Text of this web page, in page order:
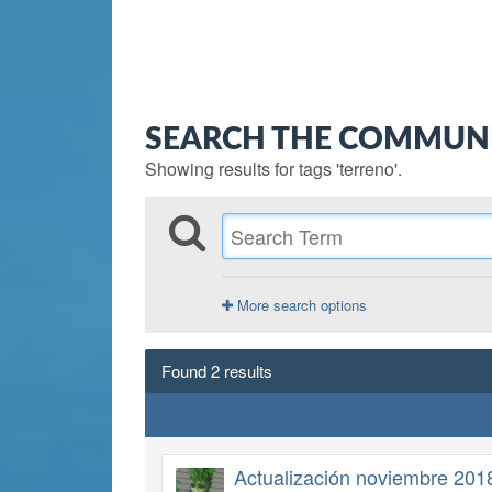
SEARCH THE
Showing results for tags 'terreno'.
More search options
Found 2 results
Actualización noviembre